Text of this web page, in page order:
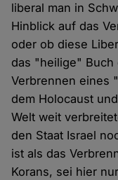
liberal man in
Hinblick auf das
oder ob diese
das "heilige" Buch
Verbrennen eines
dem Holocaust
Welt weit
den Staat Israel
ist als das
Korans, sei hier